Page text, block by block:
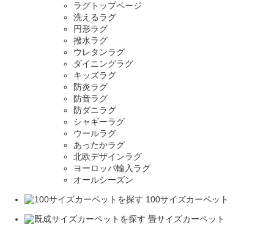
ラグトップページ
洗えるラグ
円形ラグ
撥水ラグ
ウレタンラグ
ダイニングラグ
キッズラグ
防炎ラグ
防音ラグ
防ダニラグ
シャギーラグ
ウールラグ
あったかラグ
北欧デザインラグ
ヨーロッパ輸入ラグ
オールシーズン
100サイズカーペット
畳サイズカーペット